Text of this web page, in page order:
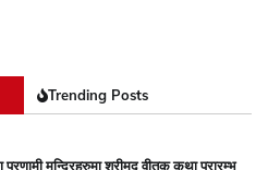
Trending Posts
प्रणामी मन्दिरहरुमा श्रीमद् वीतक कथा प्रारम्भ